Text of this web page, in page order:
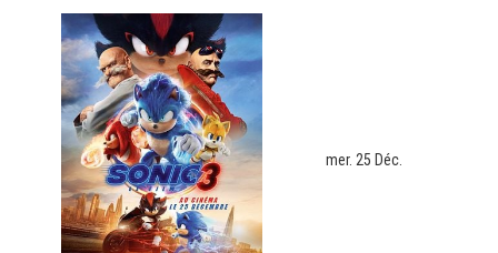
mer. 25 Déc.